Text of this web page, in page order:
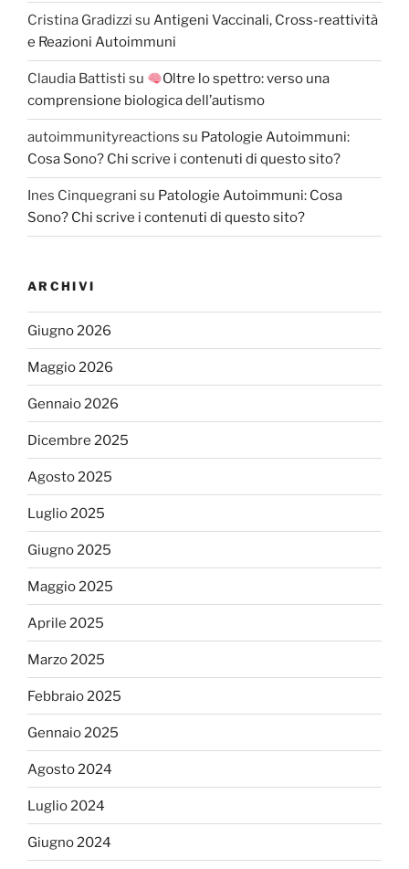
Cristina Gradizzi su Antigeni Vaccinali, Cross-reattività
e Reazioni Autoimmuni
Claudia Battisti su
Oltre lo spettro: verso una
comprensione biologica dell’autismo
autoimmunityreactions su Patologie Autoimmuni:
Cosa Sono? Chi scrive i contenuti di questo sito?
Ines Cinquegrani su Patologie Autoimmuni: Cosa
Sono? Chi scrive i contenuti di questo sito?
ARCHIVI
Giugno 2026
Maggio 2026
Gennaio 2026
Dicembre 2025
Agosto 2025
Luglio 2025
Giugno 2025
Maggio 2025
Aprile 2025
Marzo 2025
Febbraio 2025
Gennaio 2025
Agosto 2024
Luglio 2024
Giugno 2024